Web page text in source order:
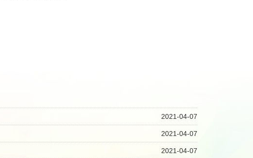
2021-04-07
2021-04-07
2021-04-07